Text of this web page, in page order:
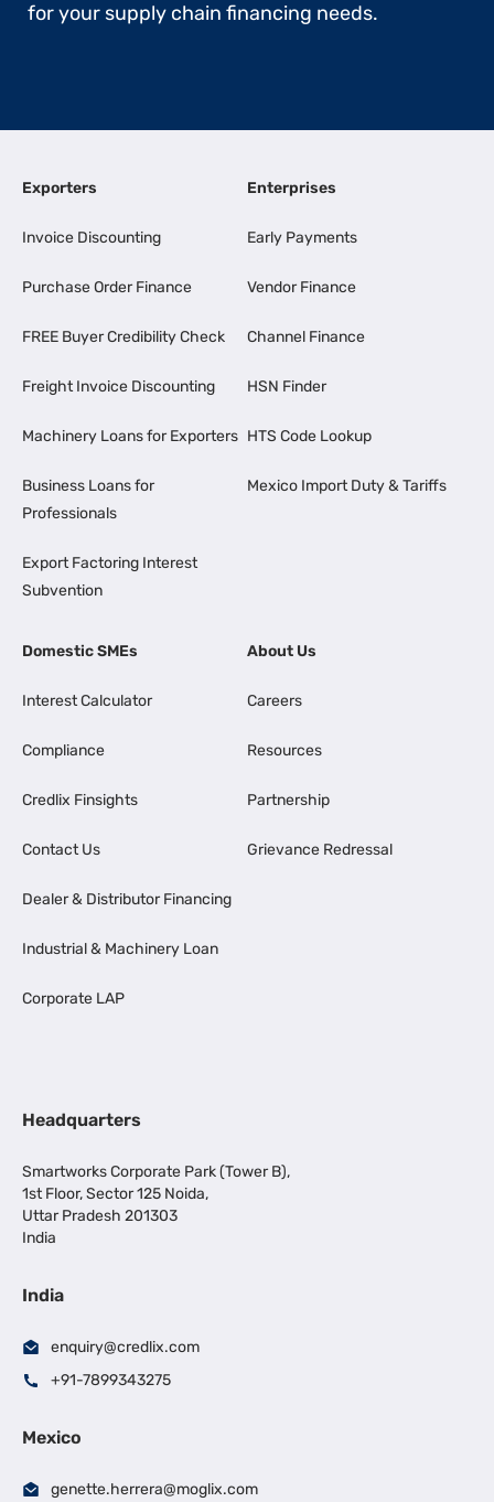
for your supply chain financing needs.
Exporters
Invoice Discounting
Purchase Order Finance
FREE Buyer Credibility Check
Freight Invoice Discounting
Machinery Loans for Exporters
Business Loans for
Professionals
Export Factoring Interest
Subvention
Enterprises
Early Payments
Vendor Finance
Channel Finance
HSN Finder
HTS Code Lookup
Mexico Import Duty & Tariffs
Domestic SMEs
Interest Calculator
Compliance
Credlix Finsights
Contact Us
Dealer & Distributor Financing
Industrial & Machinery Loan
Corporate LAP
About Us
Careers
Resources
Partnership
Grievance Redressal
Headquarters
Smartworks Corporate Park (Tower B),
1st Floor, Sector 125 Noida,
Uttar Pradesh 201303
India
India
enquiry@credlix.com
+91-7899343275
Mexico
genette.herrera@moglix.com